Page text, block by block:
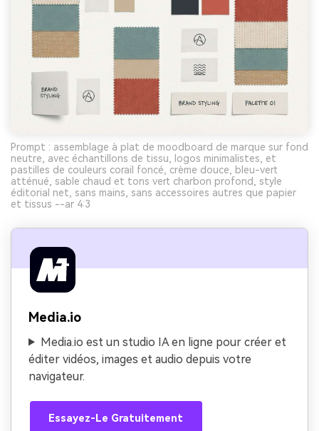
Prompt : assemblage à plat de moodboard de marque sur fond
neutre, avec échantillons de tissu, logos minimalistes, et
pastilles de couleurs corail foncé, crème douce, bleu-vert
atténué, sable chaud et tons vert charbon profond, style
éditorial net, sans mains, sans accessoires autres que papier
et tissus --ar 4:3
Media.io
Media.io est un studio IA en ligne pour créer et
éditer vidéos, images et audio depuis votre
navigateur.
Essayez-Le Gratuitement